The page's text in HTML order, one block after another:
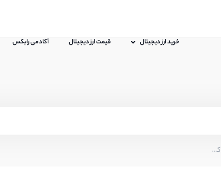
خرید ارز دیجیتال قیمت ارز دیجیتال آکادمی رابکس
چارلز هاسکینسون: کاردانو در ۱۰ سال آینده از بیت کوین و اتریوم برتری خواهد یافت!